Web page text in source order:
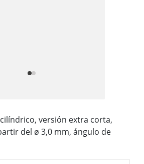
versión extra corta,
del ø 3,0 mm, ángulo de